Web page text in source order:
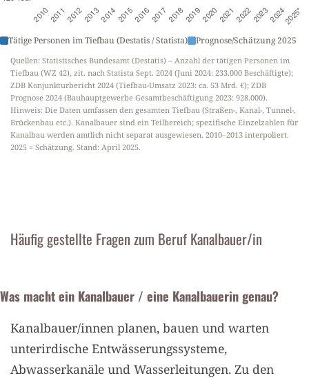
Tätige Personen im Tiefbau (Destatis / Statista) Prognose/Schätzung 2025
Quellen: Statistisches Bundesamt (Destatis) – Anzahl der tätigen Personen im
Tiefbau (WZ 42), zit. nach Statista Sept. 2024 (Juni 2024: 233.000 Beschäftigte);
ZDB Konjunkturbericht 2024 (Tiefbau-Umsatz 2023: ca. 53 Mrd. €); ZDB
Prognose 2024 (Bauhauptgewerbe Gesamtbeschäftigung 2023: 928.000).
Hinweis: Die Daten umfassen den gesamten Tiefbau (Straßen-, Kanal-, Tunnel-,
Brückenbau etc.). Kanalbauer sind ein Teilbereich; spezifische Einzelzahlen für
Kanalbau werden amtlich nicht separat ausgewiesen. 2010–2013 interpoliert.
2025 = Schätzung. Stand: April 2025.
Häufig gestellte Fragen zum Beruf Kanalbauer/in
Was macht ein Kanalbauer / eine Kanalbauerin genau?
Kanalbauer/innen planen, bauen und warten
unterirdische Entwässerungssysteme,
Abwasserkanäle und Wasserleitungen. Zu den